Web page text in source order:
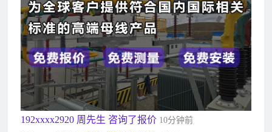
189xxxx6562 王先生 咨询了报价1秒前
190xxxx3508 徐女士 咨询了报价5秒前
135xxxx6654 张先生 咨询了报价1分钟前
181xxxx7531 苟先生 咨询了报价5分钟前
182xxxx4350 秦女士 咨询了报价
156xxxx3534 郭先生 咨询了报价7分钟前
192xxxx2920 周先生 咨询了报价 10分钟前